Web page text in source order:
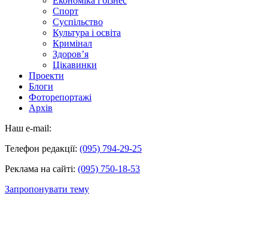
Спорт
Суспільство
Культура і освіта
Кримінал
Здоров’я
Цікавинки
Проекти
Блоги
Фоторепортажі
Архів
Наш e-mail:
Телефон редакції: (095) 794-29-25
Реклама на сайті: (095) 750-18-53
Запропонувати тему